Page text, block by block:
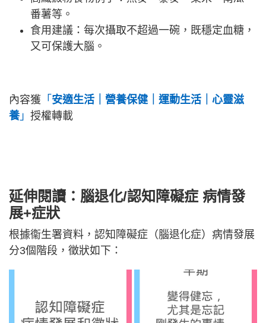
番薯等。
食用建議：每次攝取不超過一碗，既穩定血糖，
又可保護大腦。
內容獲 「 安適生活｜營養保健｜運動生活｜心靈滋
養」 授權轉載
延伸閱讀：腦退化/認知障礙症 病情發
展+症狀
根據衞生署資料，認知障礙症（腦退化症）病情發展
分3個階段，徵狀如下：